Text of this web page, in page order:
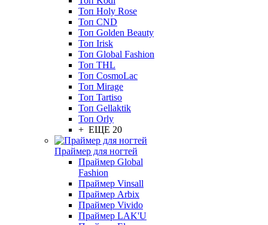
Топ Holy Rose
Топ CND
Топ Golden Beauty
Топ Irisk
Топ Global Fashion
Топ THL
Топ CosmoLac
Топ Mirage
Топ Tartiso
Топ Gellaktik
Топ Orly
+ ЕЩЕ 20
Праймер для ногтей
Праймер Global
Fashion
Праймер Vinsall
Праймер Arbix
Праймер Vivido
Праймер LAK'U